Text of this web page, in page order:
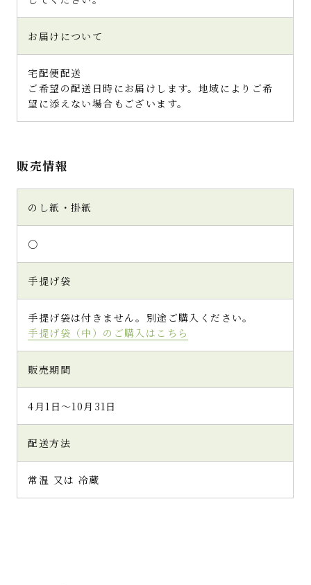
お届けについて
宅配便配送
ご希望の配送日時にお届けします。地域によりご希
望に添えない場合もございます。
販売情報
のし紙・掛紙
〇
手提げ袋
手提げ袋は付きません。別途ご購入ください。
手提げ袋（中）のご購入はこちら
販売期間
4月1日～10月31日
配送方法
常温 又は 冷蔵